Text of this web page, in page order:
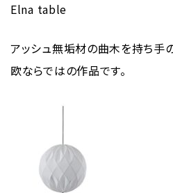
Elna table
アッシュ無垢材の曲木を持ち手
欧ならではの作品です。